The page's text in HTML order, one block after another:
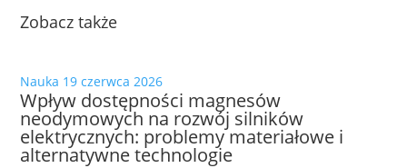
Zobacz także
Nauka 19 czerwca 2026
Wpływ dostępności magnesów
neodymowych na rozwój silników
elektrycznych: problemy materiałowe i
alternatywne technologie